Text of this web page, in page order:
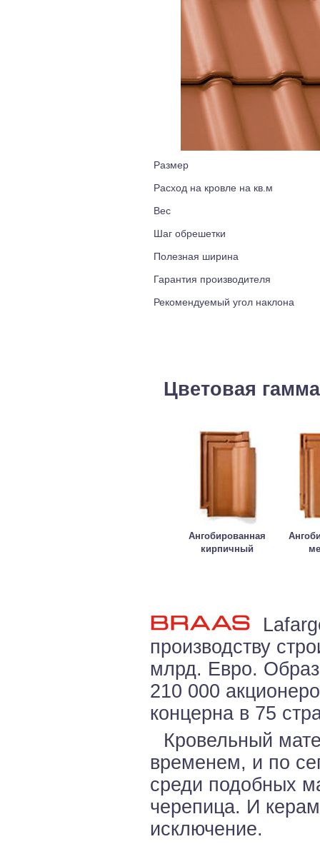
Размер
Расход на кровле на кв.м
Вес
Шаг обрешетки
Полезная ширина
Гарантия производителя
Рекомендуемый угол наклона
Цветовая гамма
Ангобированная
кирпичный
производству
млрд. Евро.
210 000
концерна в 75
Кровельный
временем, и по
среди подобных
черепица. И
исключение.